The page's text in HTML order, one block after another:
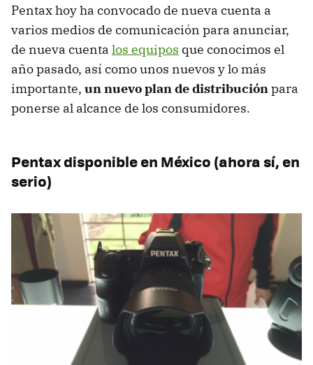
Pentax hoy ha convocado de nueva cuenta a
varios medios de comunicación para anunciar,
de nueva cuenta los equipos que conocimos el
año pasado, así como unos nuevos y lo más
importante, un nuevo plan de distribuciónpara
ponerse al alcance de los consumidores.
Pentax disponible en México (ahora sí, en
serio)